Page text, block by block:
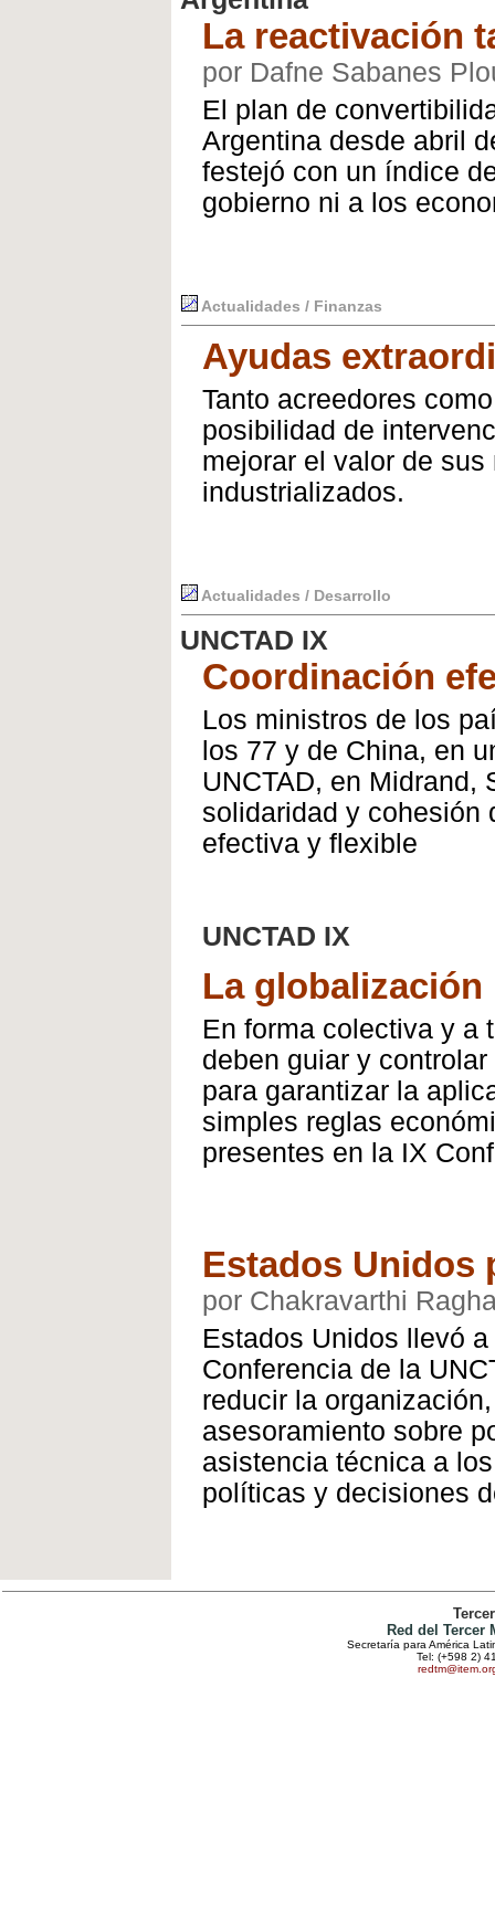
La reactivación
por Dafne Sabanes
El plan de
Argentina desde abril
festejó con un índice
gobierno ni a los
Actualidades / Finanzas
Ayudas
Tanto acreedores
posibilidad de
mejorar el valor de
industrializados.
Actualidades / Desarrollo
UNCTAD IX
Coordinación
Los ministros de los
los 77 y de China, en
UNCTAD, en Midrand,
solidaridad y cohesión
efectiva y flexible
UNCTAD IX
La globalización
En forma colectiva y a
deben guiar y
para garantizar la
simples reglas
presentes en la IX
Estados Unidos
por Chakravarthi
Estados Unidos llevó
Conferencia de la
reducir la
asesoramiento sobre
asistencia técnica a
políticas y decisiones
Red del
Secretaría para América
Tel: (+598 2)